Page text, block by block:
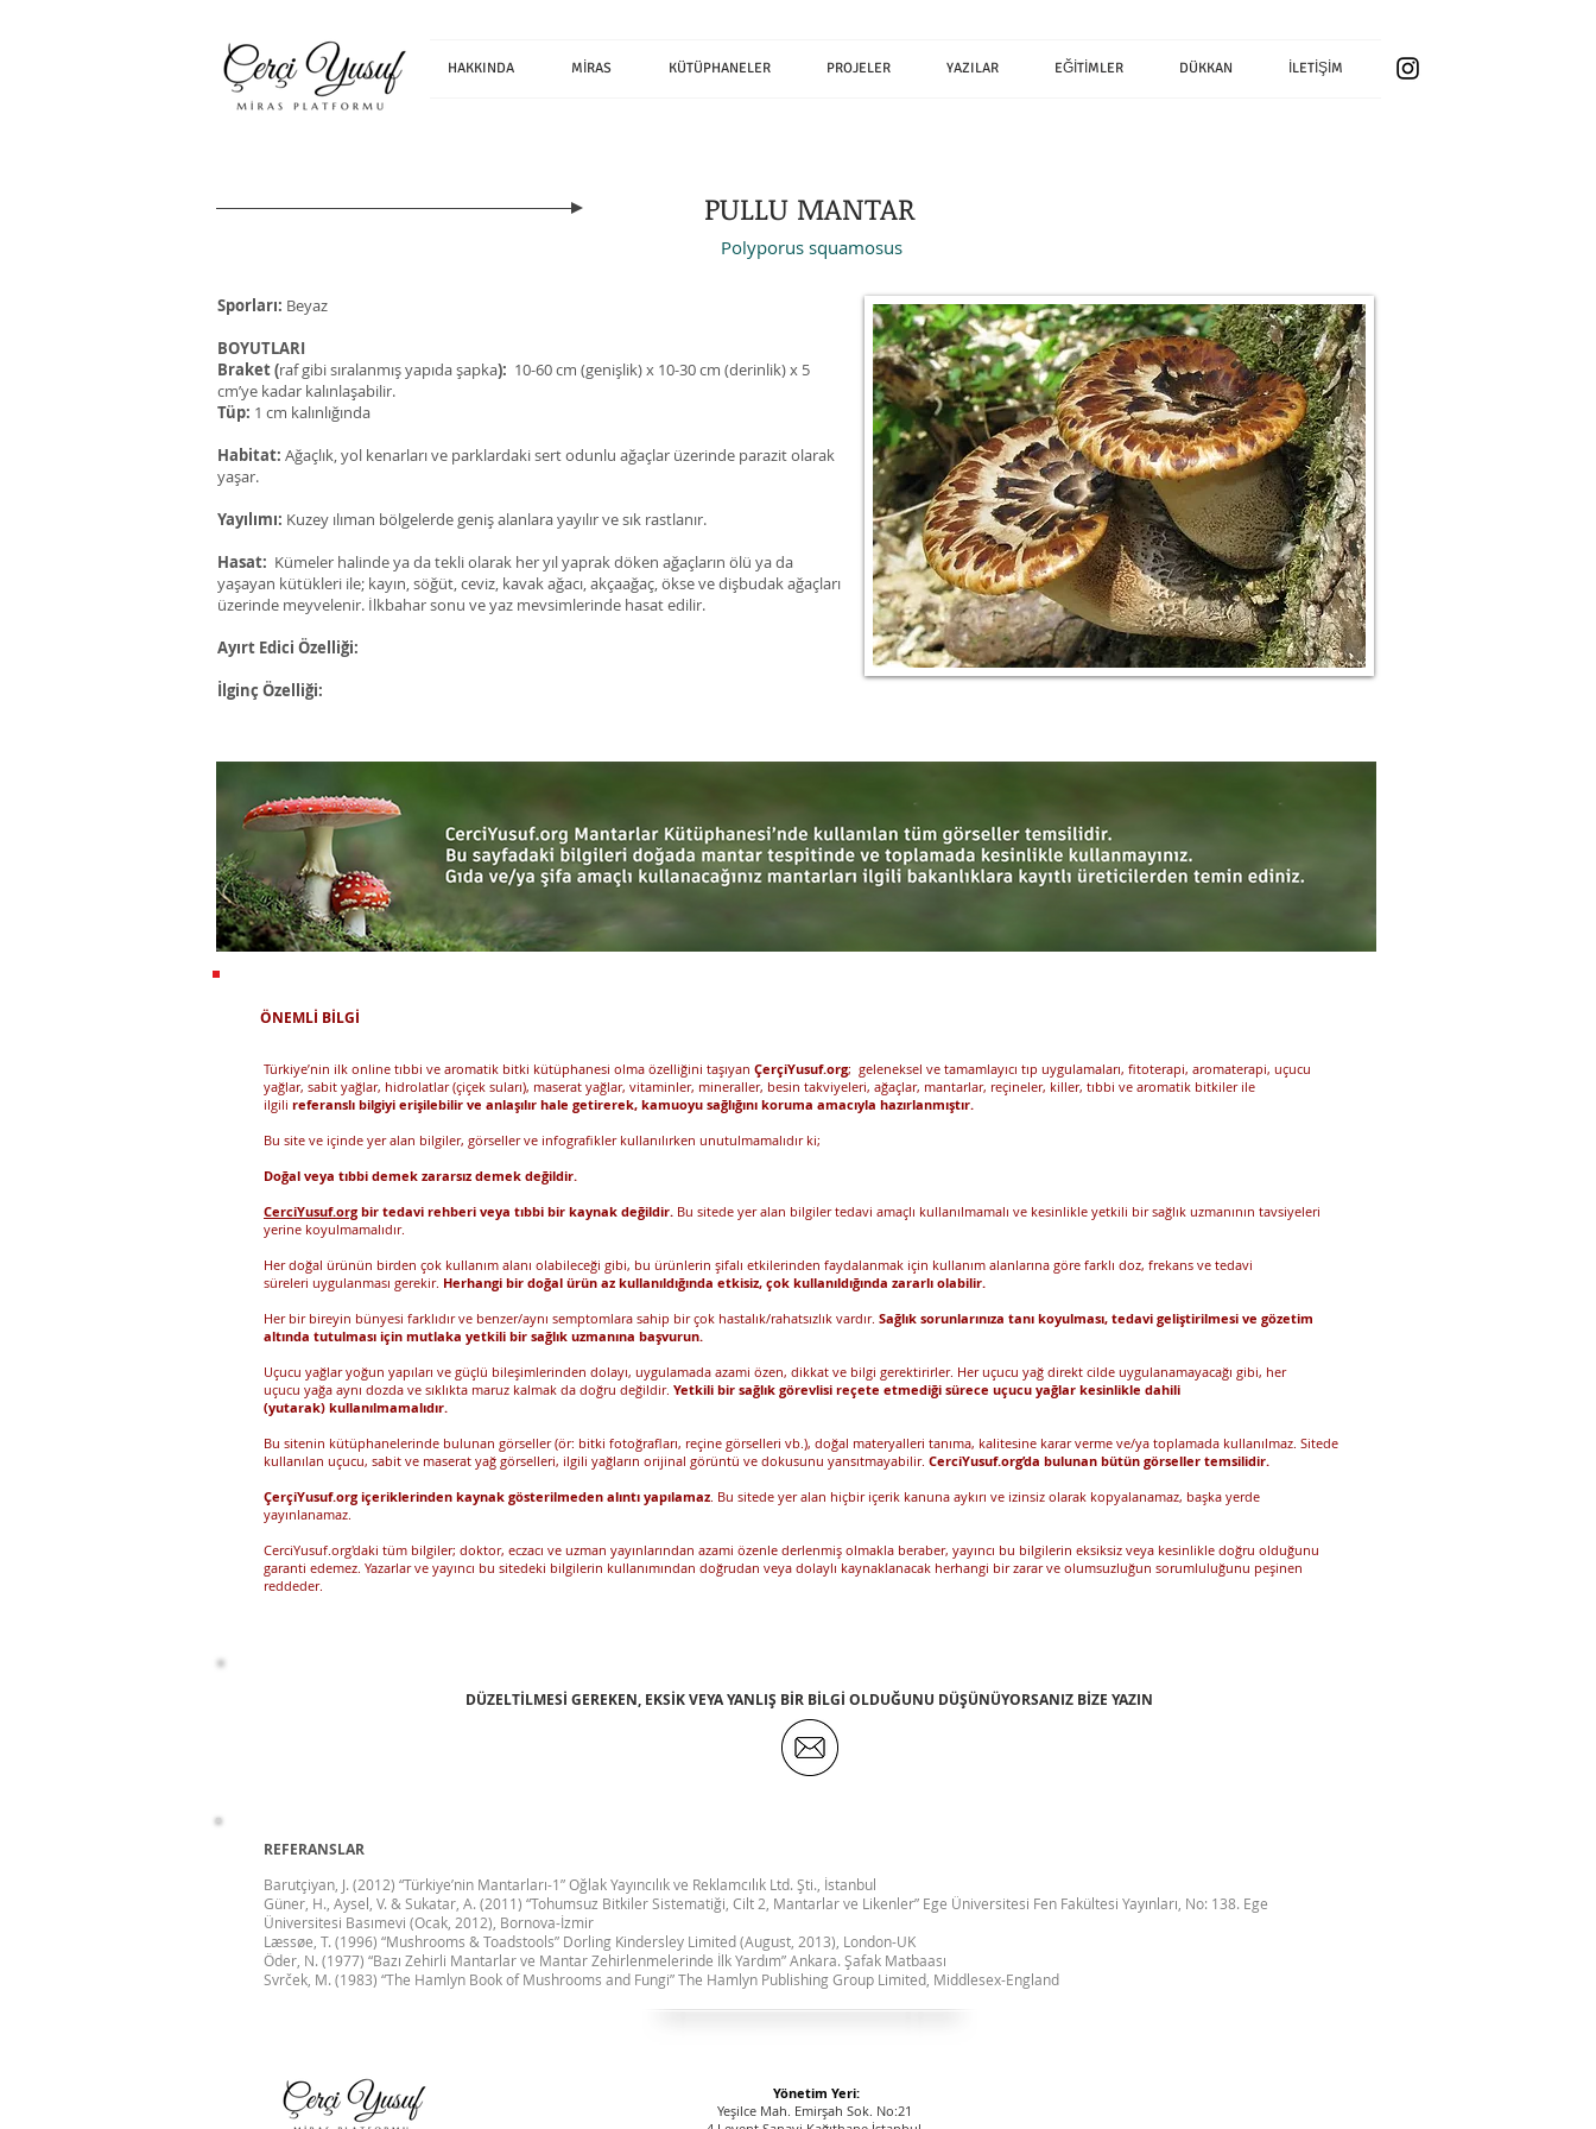
HAKKINDA MİRAS KÜTÜPHANELER PROJELER YAZILAR EĞİTİMLER DÜKKAN İLETİŞİM
PULLU MANTAR
Polyporus squamosus
Sporları: Beyaz
BOYUTLARI​
Braket (raf gibi sıralanmış yapıda şapka): 10-60 cm (genişlik) x 10-30 cm (derinlik) x 5
cm’ye kadar kalınlaşabilir.
Tüp: 1 cm kalınlığında
Habitat: Ağaçlık, yol kenarları ve parklardaki sert odunlu ağaçlar üzerinde parazit olarak
yaşar.
Yayılımı: Kuzey ılıman bölgelerde geniş alanlara yayılır ve sık rastlanır.
Hasat: Kümeler halinde ya da tekli olarak her yıl yaprak döken ağaçların ölü ya da
yaşayan kütükleri ile; kayın, söğüt, ceviz, kavak ağacı, akçaağaç, ökse ve dişbudak ağaçları
üzerinde meyvelenir. İlkbahar sonu ve yaz mevsimlerinde hasat edilir.
Ayırt Edici Özelliği:
İlginç Özelliği:
ÖNEMLİ BİLGİ
Türkiye’nin ilk online tıbbi ve aromatik bitki kütüphanesi olma özelliğini taşıyan ÇerçiYusuf.org; geleneksel ve tamamlayıcı tıp uygulamaları, fitoterapi, aromaterapi, uçucu
yağlar, sabit yağlar, hidrolatlar (çiçek suları), maserat yağlar, vitaminler, mineraller, besin takviyeleri, ağaçlar, mantarlar, reçineler, killer, tıbbi ve aromatik bitkiler ile
ilgili referanslı bilgiyi erişilebilir ve anlaşılır hale getirerek, kamuoyu sağlığını koruma amacıyla hazırlanmıştır.
Bu site ve içinde yer alan bilgiler, görseller ve infografikler kullanılırken unutulmamalıdır ki;
Doğal veya tıbbi demek zararsız demek değildir.
CerciYusuf.org bir tedavi rehberi veya tıbbi bir kaynak değildir. Bu sitede yer alan bilgiler tedavi amaçlı kullanılmamalı ve kesinlikle yetkili bir sağlık uzmanının tavsiyeleri
yerine koyulmamalıdır.
Her doğal ürünün birden çok kullanım alanı olabileceği gibi, bu ürünlerin şifalı etkilerinden faydalanmak için kullanım alanlarına göre farklı doz, frekans ve tedavi
süreleri uygulanması gerekir. Herhangi bir doğal ürün az kullanıldığında etkisiz, çok kullanıldığında zararlı olabilir.
Her bir bireyin bünyesi farklıdır ve benzer/aynı semptomlara sahip bir çok hastalık/rahatsızlık vardır. Sağlık sorunlarınıza tanı koyulması, tedavi geliştirilmesi ve gözetim
altında tutulması için mutlaka yetkili bir sağlık uzmanına başvurun.
Uçucu yağlar yoğun yapıları ve güçlü bileşimlerinden dolayı, uygulamada azami özen, dikkat ve bilgi gerektirirler. Her uçucu yağ direkt cilde uygulanamayacağı gibi, her
uçucu yağa aynı dozda ve sıklıkta maruz kalmak da doğru değildir. Yetkili bir sağlık görevlisi reçete etmediği sürece uçucu yağlar kesinlikle dahili
(yutarak) kullanılmamalıdır.
Bu sitenin kütüphanelerinde bulunan görseller (ör: bitki fotoğrafları, reçine görselleri vb.), doğal materyalleri tanıma, kalitesine karar verme ve/ya toplamada kullanılmaz. Sitede
kullanılan uçucu, sabit ve maserat yağ görselleri, ilgili yağların orijinal görüntü ve dokusunu yansıtmayabilir. CerciYusuf.org’da bulunan bütün görseller temsilidir.
ÇerçiYusuf.org içeriklerinden kaynak gösterilmeden alıntı yapılamaz. Bu sitede yer alan hiçbir içerik kanuna aykırı ve izinsiz olarak kopyalanamaz, başka yerde
yayınlanamaz.
CerciYusuf.org'daki tüm bilgiler; doktor, eczacı ve uzman yayınlarından azami özenle derlenmiş olmakla beraber, yayıncı bu bilgilerin eksiksiz veya kesinlikle doğru olduğunu
garanti edemez. Yazarlar ve yayıncı bu sitedeki bilgilerin kullanımından doğrudan veya dolaylı kaynaklanacak herhangi bir zarar ve olumsuzluğun sorumluluğunu peşinen
reddeder.
DÜZELTİLMESİ GEREKEN, EKSİK VEYA YANLIŞ BİR BİLGİ OLDUĞUNU DÜŞÜNÜYORSANIZ BİZE YAZIN
REFERANSLAR
Barutçiyan, J. (2012) “Türkiye’nin Mantarları-1” Oğlak Yayıncılık ve Reklamcılık Ltd. Şti., İstanbul
Güner, H., Aysel, V. & Sukatar, A. (2011) “Tohumsuz Bitkiler Sistematiği, Cilt 2, Mantarlar ve Likenler” Ege Üniversitesi Fen Fakültesi Yayınları, No: 138. Ege
Üniversitesi Basımevi (Ocak, 2012), Bornova-İzmir
Læssøe, T. (1996) “Mushrooms & Toadstools” Dorling Kindersley Limited (August, 2013), London-UK
Öder, N. (1977) “Bazı Zehirli Mantarlar ve Mantar Zehirlenmelerinde İlk Yardım” Ankara. Şafak Matbaası
Svrček, M. (1983) “The Hamlyn Book of Mushrooms and Fungi” The Hamlyn Publishing Group Limited, Middlesex-England
Yönetim Yeri:
Yeşilce Mah. Emirşah Sok. No:21